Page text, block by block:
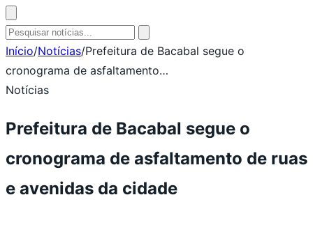
busca
Pesquisar
por:
Início/Notícias/Prefeitura de Bacabal segue o
cronograma de asfaltamento…
Notícias
Prefeitura de Bacabal segue o
cronograma de asfaltamento de ruas
e avenidas da cidade